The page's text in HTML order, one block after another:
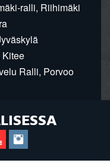
ralli, Riihimäki
Ralli, Porvoo